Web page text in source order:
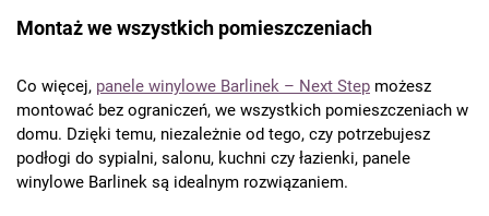
Montaż we wszystkich pomieszczeniach
Co więcej, panele winylowe Barlinek – Next Step możesz
montować bez ograniczeń, we wszystkich pomieszczeniach w
domu. Dzięki temu, niezależnie od tego, czy potrzebujesz
podłogi do sypialni, salonu, kuchni czy łazienki, panele
winylowe Barlinek są idealnym rozwiązaniem.